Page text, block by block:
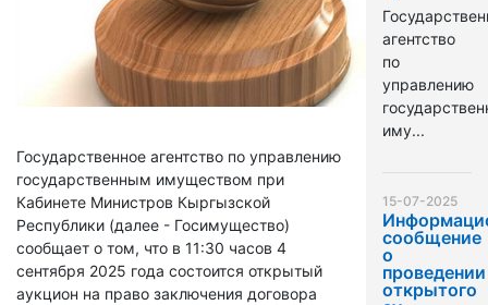
Государственное агентство по управлению
государственным имуществом при
Кабинете Министров Кыргызской
Республики (далее - Госимущество)
сообщает о том, что в 11:30 часов 4
сентября 2025 года состоится открытый
аукцион на право заключения договора
агентство
по
управлению
иму...
15-07-2025
сообщение
о
проведении
открытого